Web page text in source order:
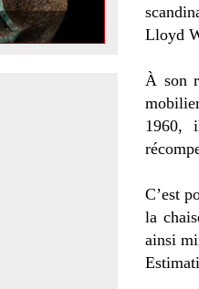
Lloyd
À son
1960,
C’est
la
ainsi